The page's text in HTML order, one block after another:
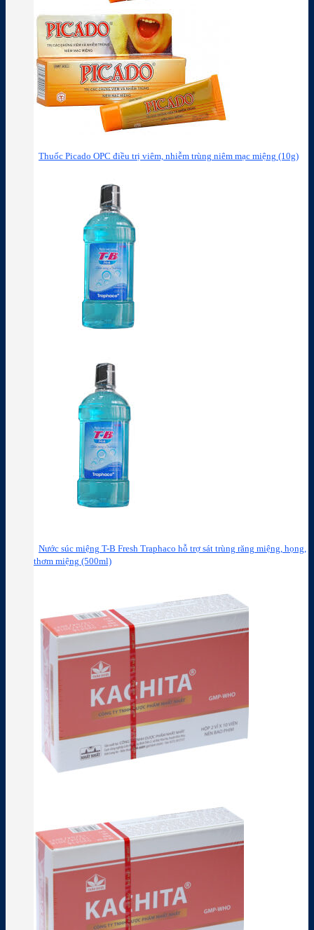
Thuốc Picado OPC điều trị viêm, nhiễm trùng niêm mạc miệng (10g)
Nước súc miệng T-B Fresh Traphaco hỗ trợ sát trùng răng miệng, họng,
thơm miệng (500ml)